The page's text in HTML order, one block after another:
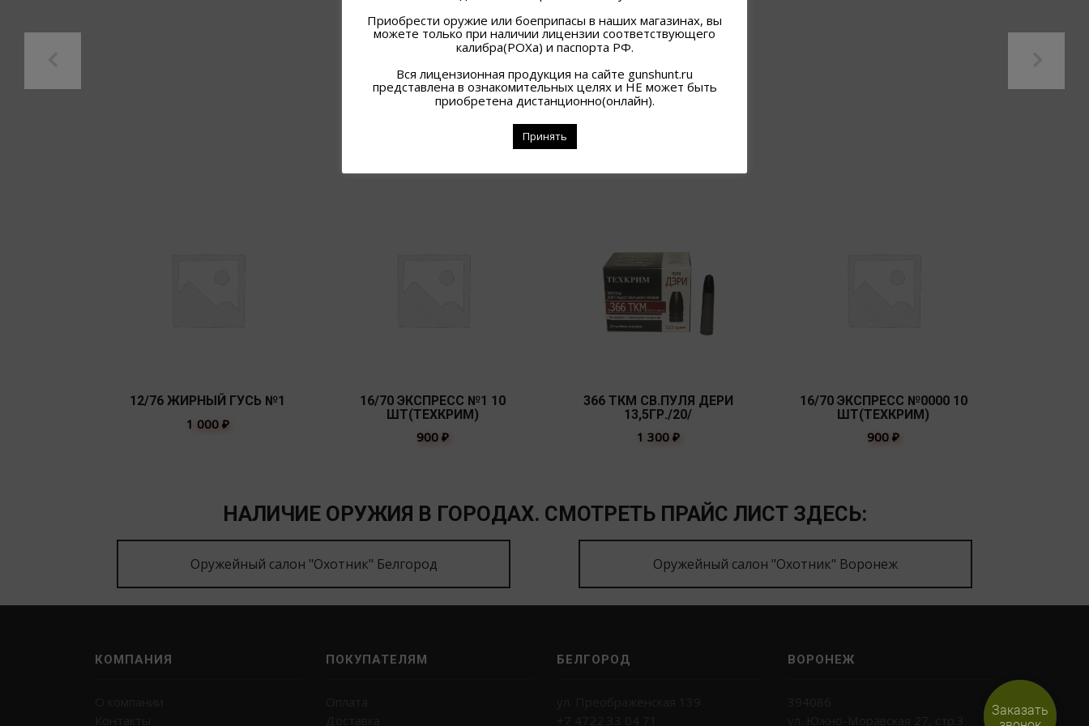
ПОХОЖИЕ ТОВАРЫ
12/76 ЖИРНЫЙ ГУСЬ №1
1 000 ₽
16/70 ЭКСПРЕСС №1 10
ШТ(ТЕХКРИМ)
900 ₽
366 ТКМ СВ.ПУЛЯ ДЕРИ
13,5ГР./20/
1 300 ₽
16/70 ЭКСПРЕСС №0000 10
ШТ(ТЕХКРИМ)
900 ₽
НАЛИЧИЕ ОРУЖИЯ В ГОРОДАХ. СМОТРЕТЬ ПРАЙС ЛИСТ ЗДЕСЬ:
Оружейный салон "Охотник" Белгород Оружейный салон "Охотник" Воронеж
КОМПАНИЯ ПОКУПАТЕЛЯМ БЕЛГОРОД ВОРОНЕЖ
Приобрести оружие или боеприпасы в наших магазинах, вы
можете только при наличии лицензии соответствующего
калибра(РОХа) и паспорта РФ.
Вся лицензионная продукция на сайте gunshunt.ru
представлена в ознакомительных целях и НЕ может быть
приобретена дистанционно(онлайн).
Принять
Заказать